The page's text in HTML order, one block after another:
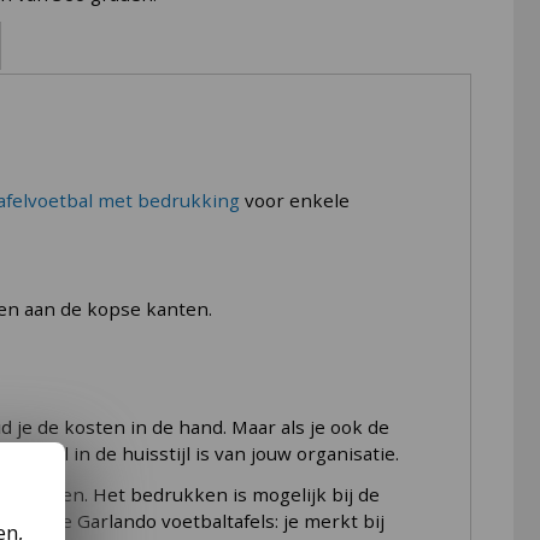
vrijspel kunt u elk moment gebruik maken
ook gebruiken als trainingstafel voor
Nederland op voorraad. Mocht je zo'n unieke
voetbaltafel mee komen met de
levertijd de indicatie die bij het product
nodig hebt!
met bedrukking voor enkele
aan de kopse kanten.
de kosten in de hand. Maar als je ook de
in de huisstijl is van jouw organisatie.
Het bedrukken is mogelijk bij de
Garlando voetbaltafels: je merkt bij